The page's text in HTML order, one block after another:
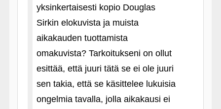
yksinkertaisesti kopio Douglas
Sirkin elokuvista ja muista
aikakauden tuottamista
omakuvista? Tarkoitukseni on ollut
esittää, että juuri tätä se ei ole juuri
sen takia, että se käsittelee lukuisia
ongelmia tavalla, jolla aikakausi ei